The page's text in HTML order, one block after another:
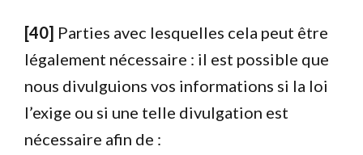
[40] Parties avec lesquelles cela peut être
légalement nécessaire : il est possible que
nous divulguions vos informations si la loi
l’exige ou si une telle divulgation est
nécessaire afin de :